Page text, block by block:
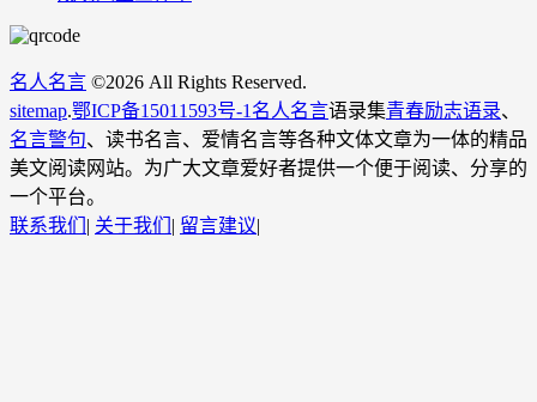
名人名言 ©2026 All Rights Reserved.
sitemap.鄂ICP备15011593号-1 名人名言语录集青春励志语录、
名言警句、读书名言、爱情名言等各种文体文章为一体的精品
美文阅读网站。为广大文章爱好者提供一个便于阅读、分享的
一个平台。
联系我们 | 关于我们 | 留言建议|